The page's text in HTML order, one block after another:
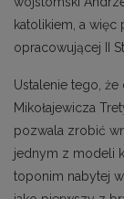
katolikiem, a więc
opracowującej II
Ustalenie tego, że
Mikołajewicza
pozwala zrobić
jednym z modeli
toponim nabytej